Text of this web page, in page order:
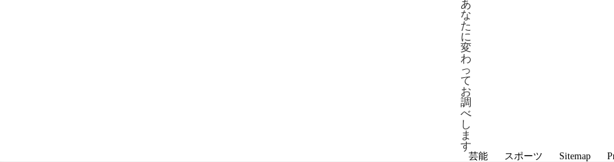
あ
な
た
に
変
わ
っ
て
お
調
べ
し
ま
す
芸能 スポーツ Sitemap